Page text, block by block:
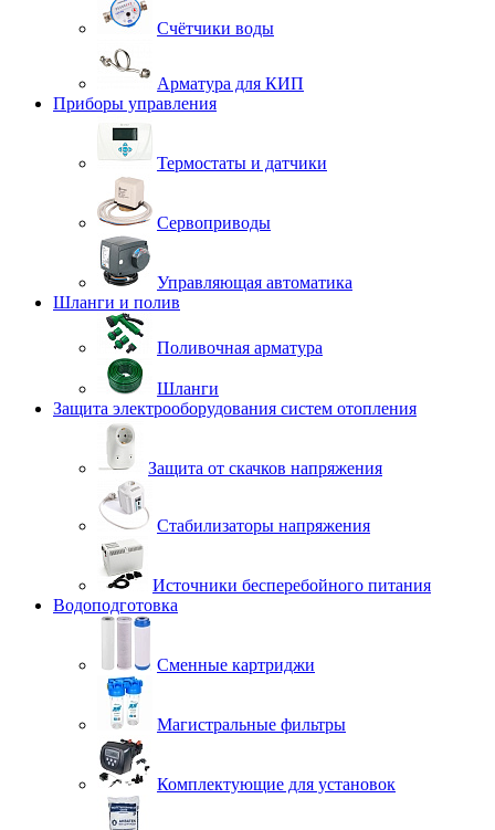
Счётчики воды
Арматура для КИП
Приборы управления
Термостаты и датчики
Сервоприводы
Управляющая автоматика
Шланги и полив
Поливочная арматура
Шланги
Защита электрооборудования систем отопления
Защита от скачков напряжения
Стабилизаторы напряжения
Источники бесперебойного питания
Водоподготовка
Сменные картриджи
Магистральные фильтры
Комплектующие для установок